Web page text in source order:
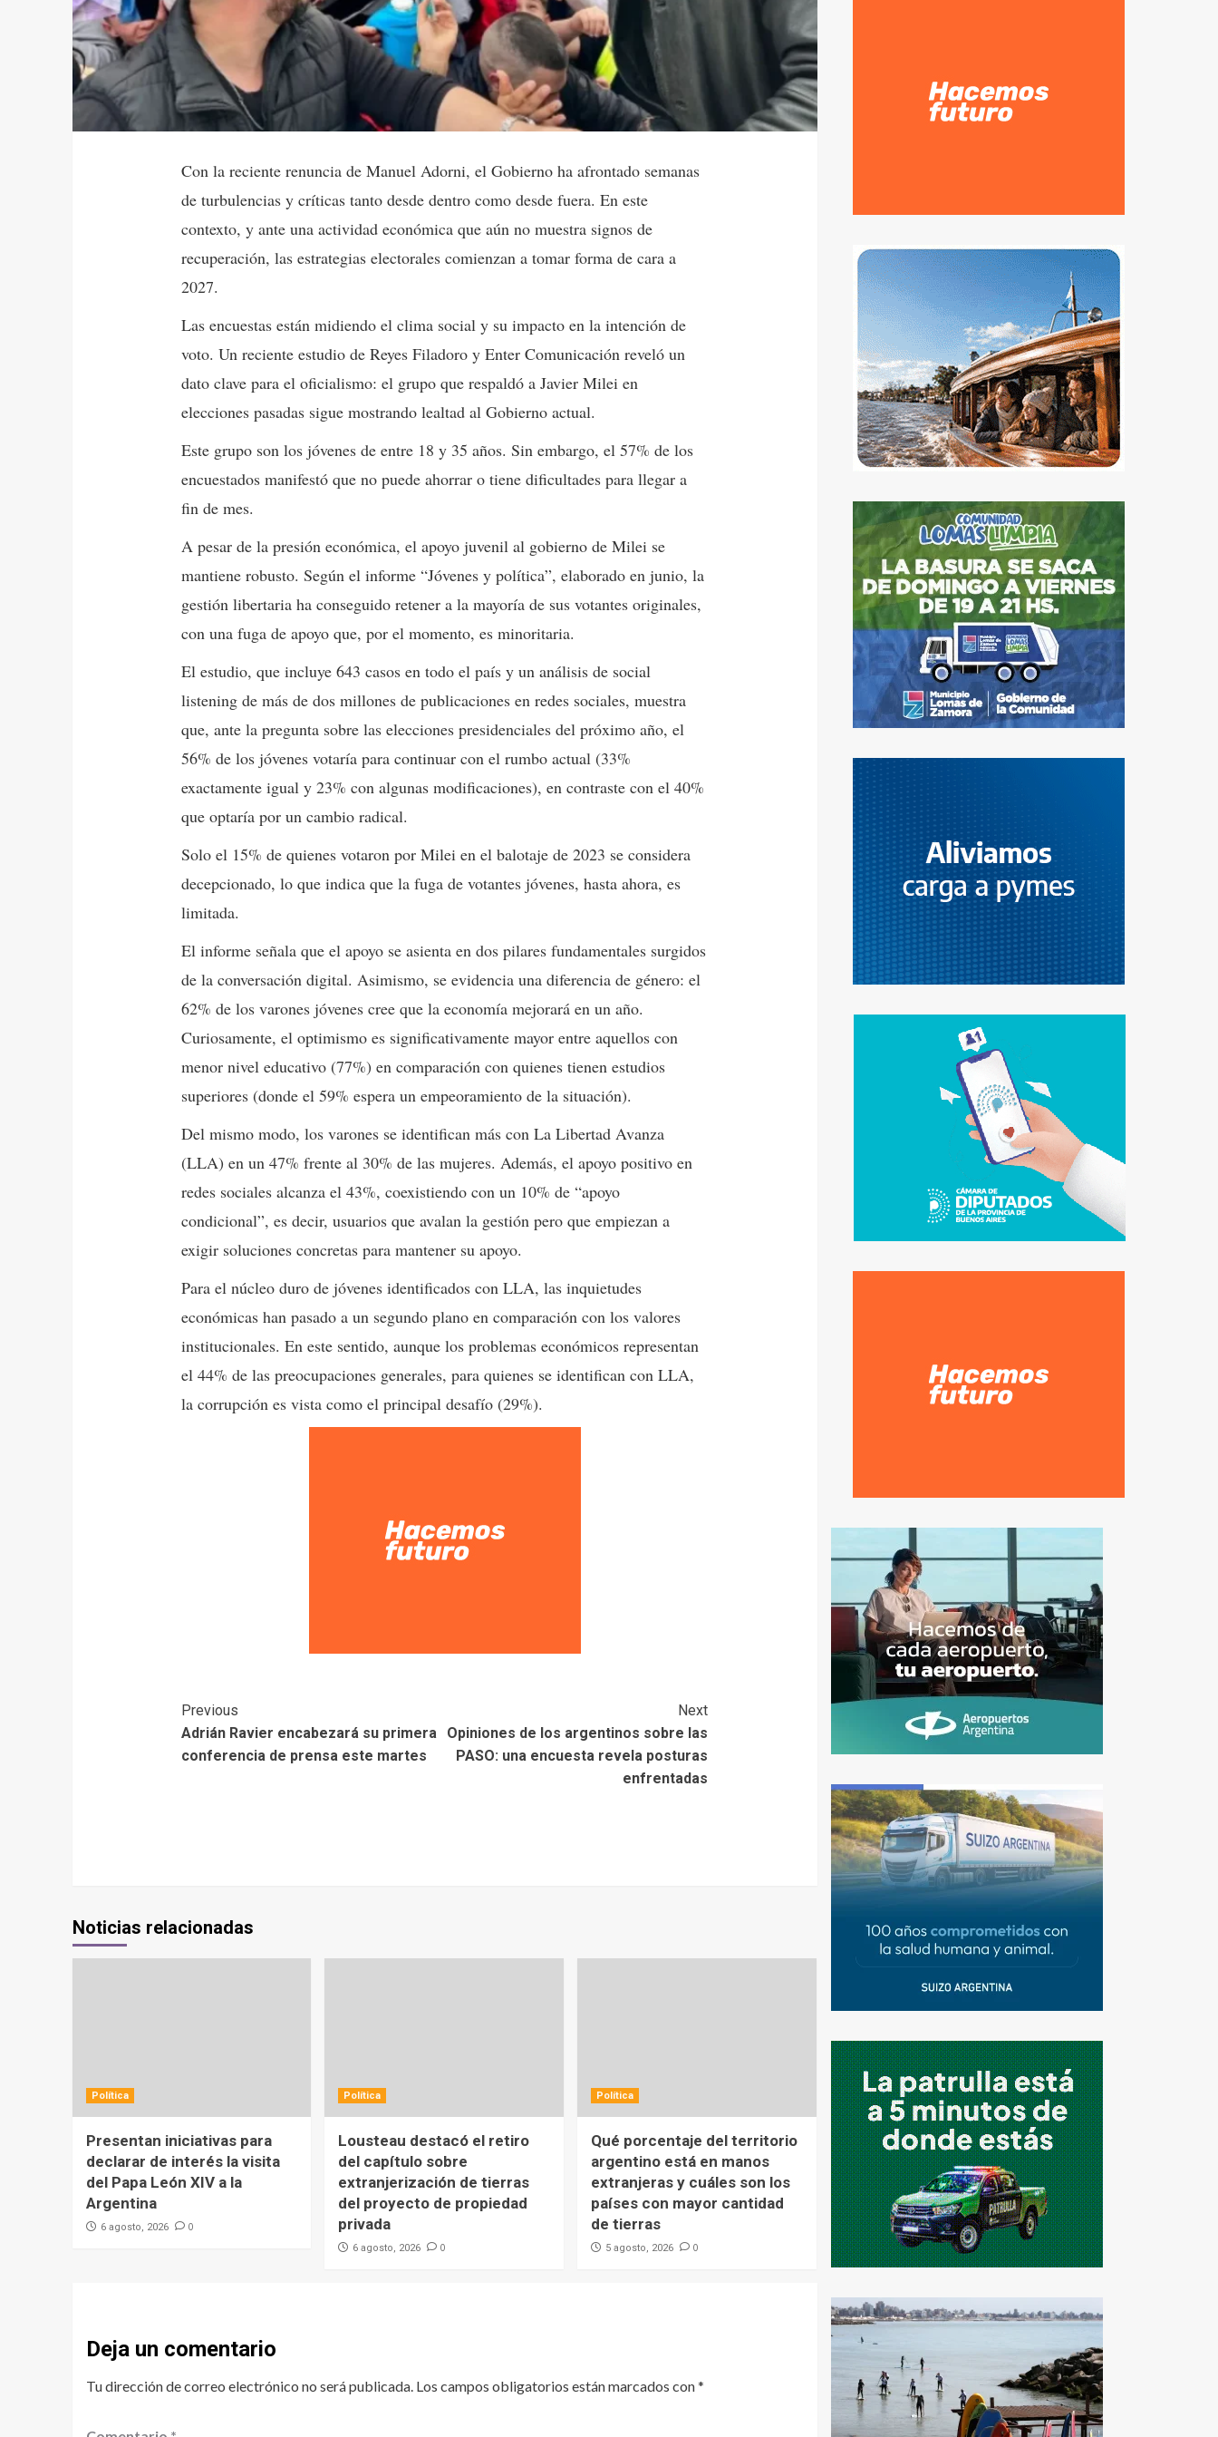
Con la reciente renuncia de Manuel Adorni, el Gobierno ha afrontado semanas
de turbulencias y críticas tanto desde dentro como desde fuera. En este
contexto, y ante una actividad económica que aún no muestra signos de
recuperación, las estrategias electorales comienzan a tomar forma de cara a
2027.
Las encuestas están midiendo el clima social y su impacto en la intención de
voto. Un reciente estudio de Reyes Filadoro y Enter Comunicación reveló un
dato clave para el oficialismo: el grupo que respaldó a Javier Milei en
elecciones pasadas sigue mostrando lealtad al Gobierno actual.
Este grupo son los jóvenes de entre 18 y 35 años. Sin embargo, el 57% de los
encuestados manifestó que no puede ahorrar o tiene dificultades para llegar a
fin de mes.
A pesar de la presión económica, el apoyo juvenil al gobierno de Milei se
mantiene robusto. Según el informe “Jóvenes y política”, elaborado en junio, la
gestión libertaria ha conseguido retener a la mayoría de sus votantes originales,
con una fuga de apoyo que, por el momento, es minoritaria.
El estudio, que incluye 643 casos en todo el país y un análisis de social
listening de más de dos millones de publicaciones en redes sociales, muestra
que, ante la pregunta sobre las elecciones presidenciales del próximo año, el
56% de los jóvenes votaría para continuar con el rumbo actual (33%
exactamente igual y 23% con algunas modificaciones), en contraste con el 40%
que optaría por un cambio radical.
Solo el 15% de quienes votaron por Milei en el balotaje de 2023 se considera
decepcionado, lo que indica que la fuga de votantes jóvenes, hasta ahora, es
limitada.
El informe señala que el apoyo se asienta en dos pilares fundamentales surgidos
de la conversación digital. Asimismo, se evidencia una diferencia de género: el
62% de los varones jóvenes cree que la economía mejorará en un año.
Curiosamente, el optimismo es significativamente mayor entre aquellos con
menor nivel educativo (77%) en comparación con quienes tienen estudios
superiores (donde el 59% espera un empeoramiento de la situación).
Del mismo modo, los varones se identifican más con La Libertad Avanza
(LLA) en un 47% frente al 30% de las mujeres. Además, el apoyo positivo en
redes sociales alcanza el 43%, coexistiendo con un 10% de “apoyo
condicional”, es decir, usuarios que avalan la gestión pero que empiezan a
exigir soluciones concretas para mantener su apoyo.
Para el núcleo duro de jóvenes identificados con LLA, las inquietudes
económicas han pasado a un segundo plano en comparación con los valores
institucionales. En este sentido, aunque los problemas económicos representan
el 44% de las preocupaciones generales, para quienes se identifican con LLA,
la corrupción es vista como el principal desafío (29%).
Previous
Adrián Ravier encabezará su primera
conferencia de prensa este martes
Next
Opiniones de los argentinos sobre las
PASO: una encuesta revela posturas
enfrentadas
Noticias relacionadas
Política
Presentan iniciativas para
declarar de interés la visita
del Papa León XIV a la
Argentina
6 agosto, 2026 0
Política
Lousteau destacó el retiro
del capítulo sobre
extranjerización de tierras
del proyecto de propiedad
privada
6 agosto, 2026 0
Política
Qué porcentaje del territorio
argentino está en manos
extranjeras y cuáles son los
países con mayor cantidad
de tierras
5 agosto, 2026 0
Deja un comentario
Tu dirección de correo electrónico no será publicada. Los campos obligatorios están marcados con*